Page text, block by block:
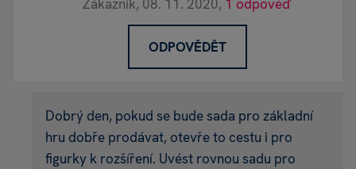
Zákazník, 08. 11. 2020, 1 odpověď
ODPOVĚDĚT
Dobrý den, pokud se bude sada pro základní
hru dobře prodávat, otevře to cestu i pro
figurky k rozšíření. Uvést rovnou sadu pro